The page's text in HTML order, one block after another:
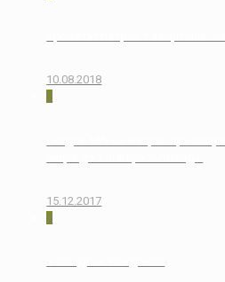
10.08.2018
0
15.12.2017
0